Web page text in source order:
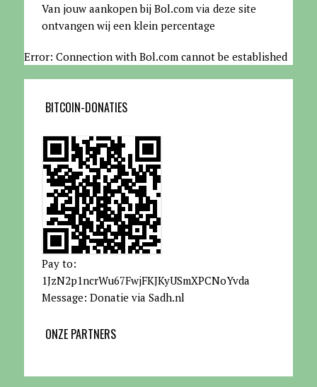
Van jouw aankopen bij Bol.com via deze site
ontvangen wij een klein percentage
Error: Connection with Bol.com cannot be established
BITCOIN-DONATIES
Pay to:
1JzN2p1ncrWu67FwjFKJKyUSmXPCNoYvda
Message: Donatie via Sadh.nl
ONZE PARTNERS